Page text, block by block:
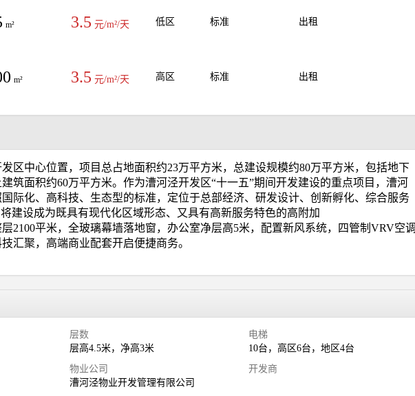
m² 3.5 元/m²/天 低区 标准 出租
m² 3.5 元/m²/天 高区 标准 出租
区中心位置，项目总占地面积约23万平方米，总建设规模约80万平方米，包括地下
筑面积约60万平方米。作为漕河泾开发区“十一五”期间开发建设的重点项目，漕河
际化、高科技、生态型的标准，定位于总部经济、研发设计、创新孵化、综合服务
建设成为既具有现代化区域形态、又具有高新服务特色的高附加
2100平米，全玻璃幕墙落地窗，办公室净层高5米，配置新风系统，四管制VRV空调
汇聚，高端商业配套开启便捷商务。
层数
层高4.5米，净高3米
电梯
10台，高区6台，地区4台
物业公司
漕河泾物业开发管理有限公司
开发商